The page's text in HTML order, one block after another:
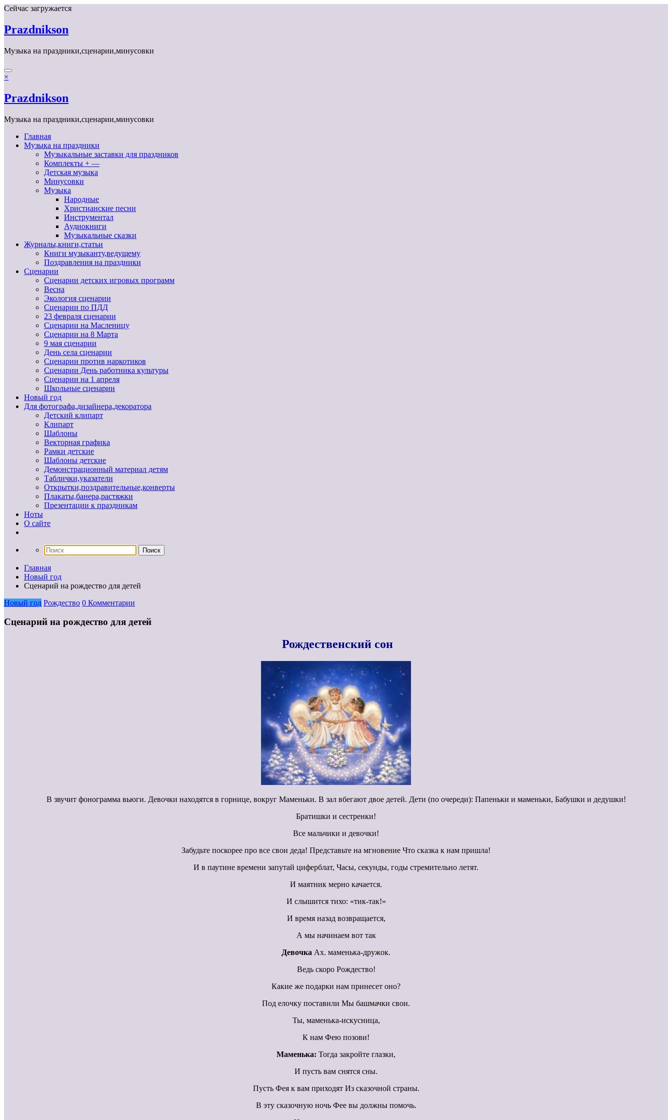
Перейти
содержимому
Сейчас загружается
Prazdnikson
Музыка на праздники,сценарии,минусовки
×
Prazdnikson
Музыка на праздники,сценарии,минусовки
Главная
Музыка на праздники
Музыкальные заставки для праздников
Комплекты + —
Детская музыка
Минусовки
Музыка
Народные
Христианские песни
Инструментал
Аудиокниги
Музыкальные сказки
Журналы,книги,статьи
Книги музыканту,ведущему
Поздравления на праздники
Сценарии
Сценарии детских игровых программ
Весна
Экология сценарии
Сценарии по ПДД
23 февраля сценарии
Сценарии на Масленицу
Сценарии на 8 Марта
9 мая сценарии
День села сценарии
Сценарии против наркотиков
Сценарии День работника культуры
Сценарии на 1 апреля
Школьные сценарии
Новый год
Для фотографа,дизайнера,декоратора
Детский клипарт
Клипарт
Шаблоны
Векторная графика
Рамки детские
Шаблоны детские
Демонстрационный материал детям
Таблички,указатели
Открытки,поздравительные,конверты
Плакаты,банера,растяжки
Презентации к праздникам
Ноты
О сайте
Главная
Новый год
Сценарий на рождество для детей
Новый год Рождество 0 Комментарии
Сценарий на рождество для детей
Рождественский сон
В звучит фонограмма вьюги. Девочки находятся в горнице, вокруг Маменьки. В зал вбегают двое детей. Дети (по очереди): Папеньки и маменьки, Бабушки и дедушки!
Братишки и сестренки!
Все мальчики и девочки!
Забудьте поскорее про все свои деда! Представьте на мгновение Что сказка к нам пришла!
И в паутине времени запутай циферблат, Часы, секунды, годы стремительно летят.
И маятник мерно качается.
И слышится тихо: «тик-так!»
И время назад возвращается,
А мы начинаем вот так
Девочка Ах. маменька-дружок.
Ведь скоро Рождество!
Какие же подарки нам принесет оно?
Под елочку поставили Мы башмачки свои.
Ты, маменька-искусница,
К нам Фею позови!
Маменька: Тогда закройте глазки,
И пусть вам снятся сны.
Пусть Фея к вам приходят Из сказочной страны.
В эту сказочную ночь Фее вы должны помочь.